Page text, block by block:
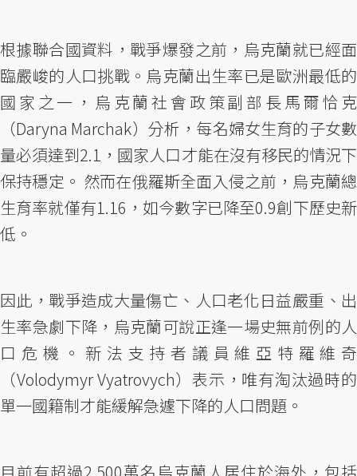
根據聯合國資料，戰爭爆發之前，烏克蘭就已經面
臨嚴峻的人口挑戰。烏克蘭出生率已是歐洲最低的
國家之一，烏克蘭社會政策副部長馬爾恰克
（Daryna Marchak）分析，每名婦女生育的子女數
量必須達到2.1，國家人口才能在沒有移民的情況下
保持穩定。 然而在俄羅斯全面入侵之前，烏克蘭總
生育率就僅有1.16，如今數字已降至0.9創下歷史新
低。
因此，戰爭造成大量傷亡、人口老化日益嚴重、出
生率急劇下降，烏克蘭可說正逢一場史無前例的人
口危機。新法支持者議員維亞特羅維奇
（Volodymyr Vyatrovych）表示，唯有淘汰過時的
單一國籍制才能緩解急遽下降的人口問題。